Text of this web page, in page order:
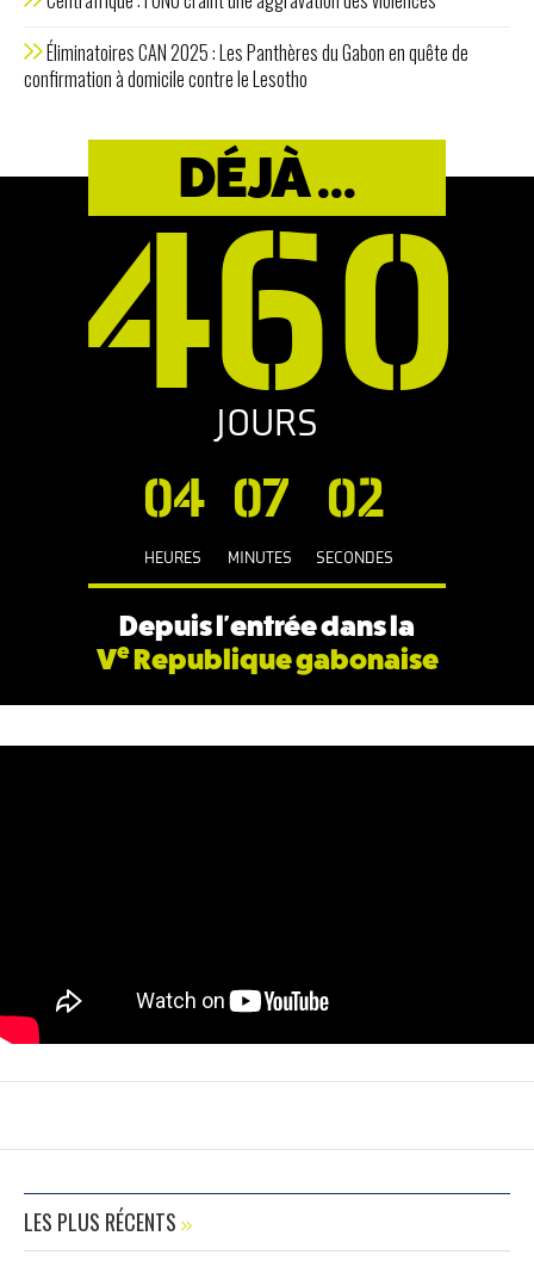
Éliminatoires CAN 2025 : Les Panthères du Gabon en quête de
confirmation à domicile contre le Lesotho
DÉJÀ ...
460
JOURS
04
HEURES
07
MINUTES
02
SECONDES
Depuis l'entrée dans la
VeRepublique gabonaise
LES PLUS RÉCENTS